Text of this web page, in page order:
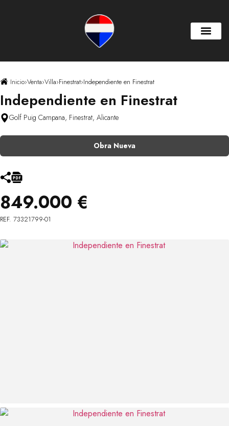
Inicio›Venta›Villa›Finestrat›Independiente en Finestrat
Independiente en Finestrat
Golf Puig Campana, Finestrat, Alicante
Obra Nueva
849.000 €
REF. 73321799-01